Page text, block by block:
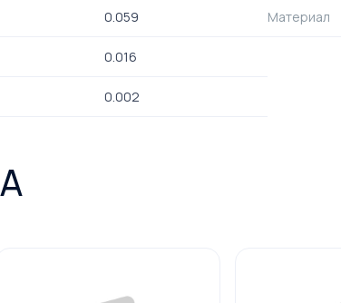
0.059
0.016
0.002
Материал